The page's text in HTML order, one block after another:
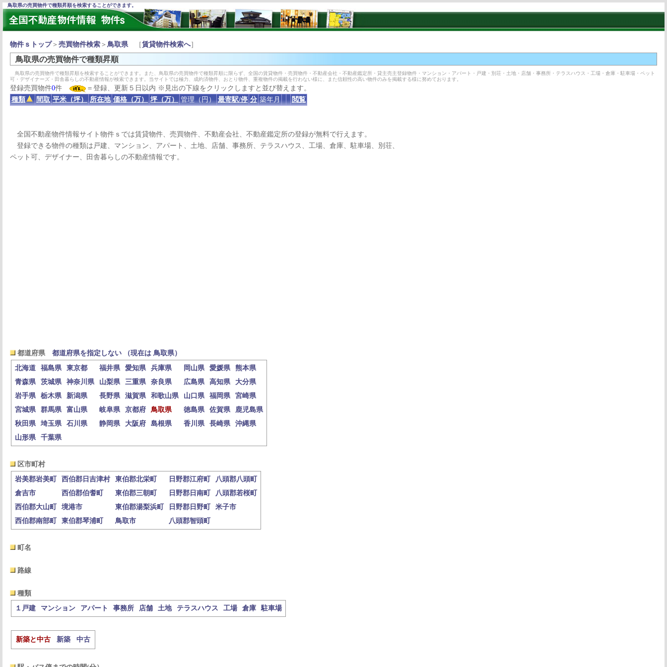
鳥取県の売買物件で種類昇順を検索することができます。
物件ｓトップ＞ 売買物件検索 ＞ 鳥取県［賃貸物件検索へ］
鳥取県の売買物件で種類昇順
鳥取県の売買物件で種類昇順を検索することができます。また、鳥取県の売買物件で種類昇順に限らず、全国の賃貸物件・売買物件・不動産会社・不動産鑑定所・貸主売主登録物件・マンション・アパート・戸建・別荘・土地・店舗・事務所・テラスハウス・工場・倉庫・駐車場・ペット
可・デザイナーズ・田舎暮らしの不動産情報が検索できます。当サイトでは極力、成約済物件、おとり物件、重複物件の掲載を行わない様に、また信頼性の高い物件のみを掲載する様に努めております。
登録売買物件0件
＝登録、更新５日以内 ※見出の下線をクリックしますと並び替えます。
種類
間取 平米（坪） 所在地 価格（万） 坪（万） 管理（円） 最寄駅/停 分 築年月 閲覧
全国不動産物件情報サイト物件ｓでは賃貸物件、売買物件、不動産会社、不動産鑑定所の登録が無料で行えます。
登録できる物件の種類は戸建、マンション、アパート、土地、店舗、事務所、テラスハウス、工場、倉庫、駐車場、別荘、
ペット可、デザイナー、田舎暮らしの不動産情報です。
都道府県
都道府県を指定しない （現在は 鳥取県）
北海道
福島県 東京都 福井県 愛知県 兵庫県 岡山県 愛媛県
熊本県
青森県
茨城県 神奈川県 山梨県 三重県 奈良県 広島県 高知県
大分県
岩手県
栃木県 新潟県 長野県 滋賀県 和歌山県 山口県 福岡県
宮崎県
宮城県
群馬県 富山県 岐阜県 京都府 鳥取県 徳島県 佐賀県
鹿児島県
秋田県
埼玉県 石川県 静岡県 大阪府 島根県 香川県 長崎県
沖縄県
山形県
千葉県
区市町村
岩美郡岩美町
西伯郡日吉津村 東伯郡北栄町 日野郡江府町
八頭郡八頭町
倉吉市
西伯郡伯耆町 東伯郡三朝町 日野郡日南町
八頭郡若桜町
西伯郡大山町
境港市 東伯郡湯梨浜町 日野郡日野町
米子市
西伯郡南部町
東伯郡琴浦町 鳥取市 八頭郡智頭町
町名
路線
種類
１戸建
マンション アパート 事務所 店舗 土地 テラスハウス 工場 倉庫 駐車場
新築と中古 新築 中古